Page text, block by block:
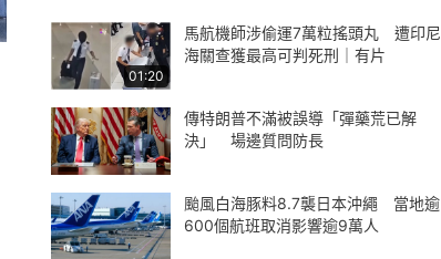
01:20
馬航機師涉偷運7萬粒搖頭丸 遭印尼
海關查獲最高可判死刑｜有片
傳特朗普不滿被誤導「彈藥荒已解
決」 場邊質問防長
颱風白海豚料8.7襲日本沖繩 當地逾
600個航班取消影響逾9萬人